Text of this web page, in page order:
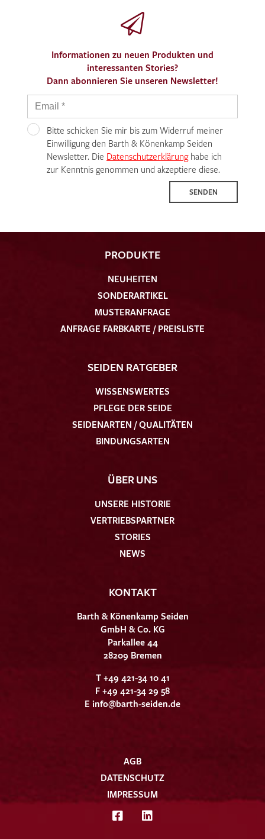
Informationen zu neuen Produkten und
interessanten Stories?
Dann abonnieren Sie unseren Newsletter!
Bitte schicken Sie mir bis zum Widerruf meiner
Einwilligung den Barth & Könenkamp Seiden
Newsletter. Die Datenschutzerklärunghabe ich
zur Kenntnis genommen und akzeptiere diese.
SENDEN
PRODUKTE
NEUHEITEN
SONDERARTIKEL
MUSTERANFRAGE
ANFRAGE FARBKARTE / PREISLISTE
SEIDEN RATGEBER
WISSENSWERTES
PFLEGE DER SEIDE
SEIDENARTEN / QUALITÄTEN
BINDUNGSARTEN
ÜBER UNS
UNSERE HISTORIE
VERTRIEBSPARTNER
STORIES
NEWS
KONTAKT
Barth & Könenkamp Seiden
GmbH & Co. KG
Parkallee 44
28209 Bremen
T +49 421-34 10 41
F +49 421-34 29 58
E info@barth-seiden.de
AGB
DATENSCHUTZ
IMPRESSUM